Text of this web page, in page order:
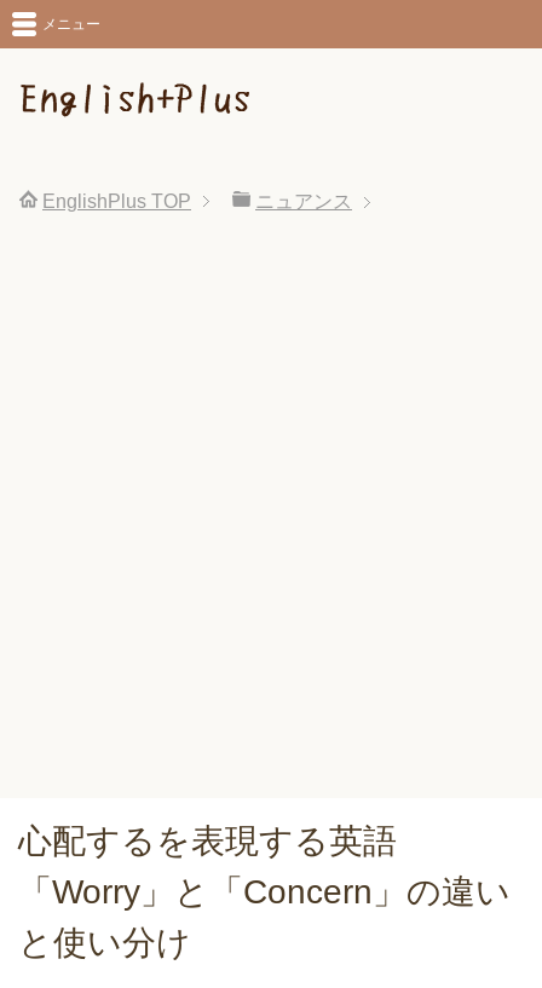
メニュー
EnglishPlus TOP ニュアンス
心配するを表現する英語
「Worry」と「Concern」の違い
と使い分け